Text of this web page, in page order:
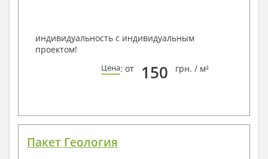
индивидуальность с индивидуальным
проектом!
Цена: от 150 грн. / м²
Пакет Геология